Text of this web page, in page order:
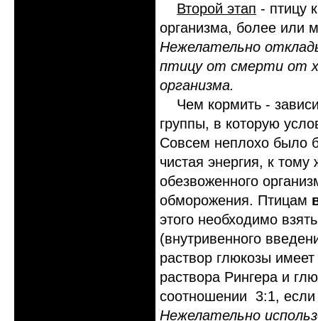
Второй этап - птицу
организма, более или
Нежелательно
птицу от смерти от
организма.
Чем кормить -
группы, в которую
Совсем неплохо было
чистая энергия, к
обезвоженного
обморожения. Птицам
этого необходимо
(внутривенного
раствор глюкозы
раствора Рингера и
соотношении 3:1, если
Нежелательно